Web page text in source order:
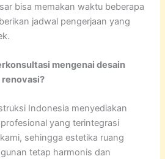
bisa memakan waktu beberapa
jadwal pengerjaan yang
mengenai desain
Indonesia menyediakan
yang terintegrasi
sehingga estetika ruang
tetap harmonis dan